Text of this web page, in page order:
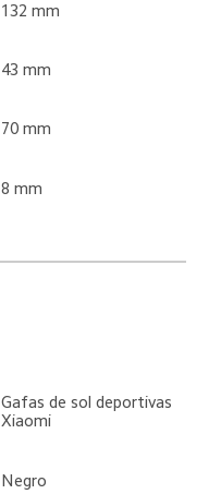
132 mm
43 mm
70 mm
8 mm
Gafas de sol deportivas
Xiaomi
Negro